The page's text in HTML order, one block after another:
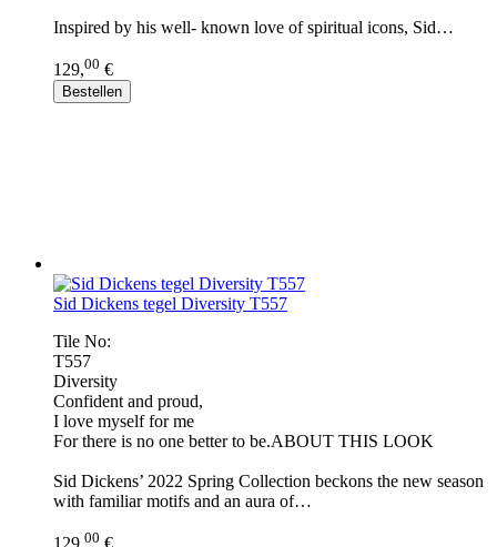
Inspired by his well- known love of spiritual icons, Sid…
129,00 €
Bestellen
Sid Dickens tegel Diversity T557
Tile No:
T557
Diversity
Confident and proud,
I love myself for me
For there is no one better to be.ABOUT THIS LOOK
Sid Dickens’ 2022 Spring Collection beckons the new season
with familiar motifs and an aura of…
00